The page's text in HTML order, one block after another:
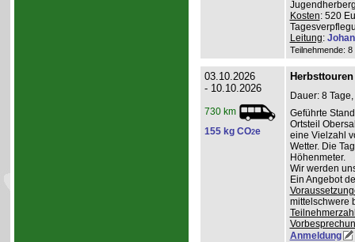
Kosten: 520
Leitung:
Teilnehmende:
03.10.2026
- 10.10.2026
730 km
155 kg CO2e
Dauer: 8
Geführte
Ortsteil
eine Vielzahl
Wetter. Die
Höhenmeter.
Wir werden
Ein Angebot
mittelschwere
Anmeldung